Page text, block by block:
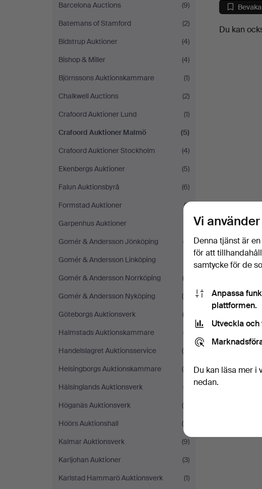
Barcelona Auctions
(9)
Batemans of Stamford
(2)
Bidstrup Auktioner
(4)
Bishop & Miller
(4)
Björnssons Auktionskammare
(1)
Chalkwell Auctions
(2)
Crafoord Auktioner Lund
(1)
Crafoord Auktioner Malmö
(5)
Crafoord Auktioner Stockholm
(4)
Ekenbergs Auktioner
(5)
Falun Auktionsbyrå
(6)
Formstad Auktioner
(1)
Garpenhus Auktioner
Gomér & Andersson Jönköping
(7)
Gomér & Andersson Linköping
Gomér & Andersson Norrköping
(2)
Gomér & Andersson Nyköping
(6)
Göteborgs Auktionsverk
(3)
Halmstads Auktionskammare
(7)
Handelslagret Auktionsservice
(8)
Helsingborgs Auktionskammare
(8)
Hälsinglands Auktionsverk
(7)
Höganäs Auktionsverk
(4)
Höörs Auktionshall
(6)
Kalmar Auktionsverk
(9)
Karljohan Auktioner
(3)
Karlstad Hammarö Auktionsverk
(1)
Du kan
Vi
Denna tjänst är
för att
samtycke för de
Anpassa
plattformen.
Utveckla
Du kan läsa mer i
nedan.